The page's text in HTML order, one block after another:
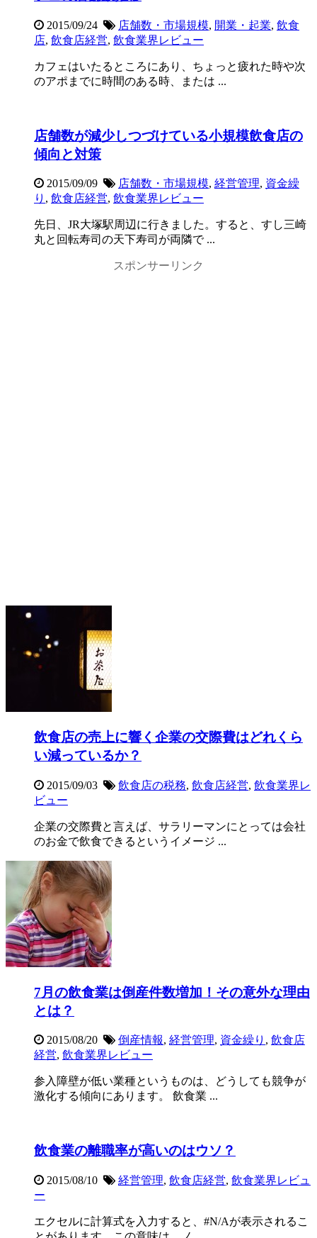
2015/09/24 店舗数・市場規模, 開業・起業, 飲食
店, 飲食店経営, 飲食業界レビュー
カフェはいたるところにあり、ちょっと疲れた時や次
のアポまでに時間のある時、または ...
店舗数が減少しつづけている小規模飲食店の
傾向と対策
2015/09/09 店舗数・市場規模, 経営管理, 資金繰
り , 飲食店経営, 飲食業界レビュー
先日、JR大塚駅周辺に行きました。すると、すし三崎
丸と回転寿司の天下寿司が両隣で ...
スポンサーリンク
飲食店の売上に響く企業の交際費はどれくら
い減っているか？
2015/09/03 飲食店の税務, 飲食店経営, 飲食業界レ
ビュー
企業の交際費と言えば、サラリーマンにとっては会社
のお金で飲食できるというイメージ ...
7月の飲食業は倒産件数増加！その意外な理由
とは？
2015/08/20 倒産情報, 経営管理, 資金繰り , 飲食店
経営, 飲食業界レビュー
参入障壁が低い業種というものは、どうしても競争が
激化する傾向にあります。 飲食業 ...
飲食業の離職率が高いのはウソ？
2015/08/10 経営管理, 飲食店経営, 飲食業界レビュ
ー
エクセルに計算式を入力すると、#N/Aが表示されるこ